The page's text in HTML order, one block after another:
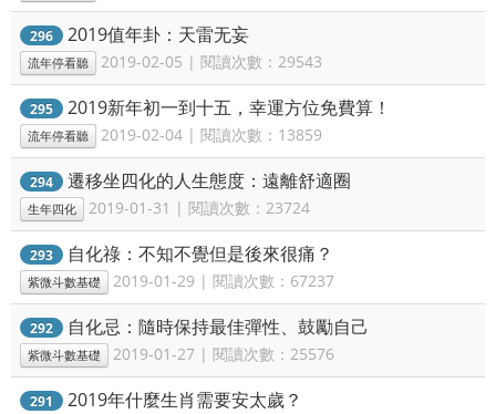
296 2019值年卦：天雷无妄
流年停看聽 2019-02-05 | 閱讀次數：29543
295 2019新年初一到十五，幸運方位免費算！
流年停看聽 2019-02-04 | 閱讀次數：13859
294 遷移坐四化的人生態度：遠離舒適圈
生年四化 2019-01-31 | 閱讀次數：23724
293 自化祿：不知不覺但是後來很痛？
紫微斗數基礎 2019-01-29 | 閱讀次數：67237
292 自化忌：隨時保持最佳彈性、鼓勵自己
紫微斗數基礎 2019-01-27 | 閱讀次數：25576
291 2019年什麼生肖需要安太歲？